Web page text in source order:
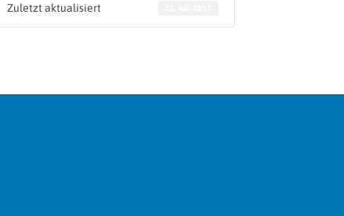
Zuletzt aktualisiert